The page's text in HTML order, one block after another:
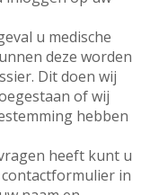
u medische
deze worden
Dit doen wij
of wij
hebben
heeft kunt u
in